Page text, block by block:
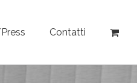
Contatti